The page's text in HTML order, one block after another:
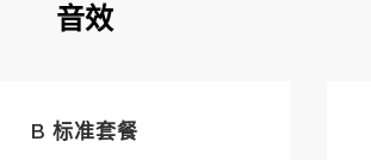
音效
B 标准套餐